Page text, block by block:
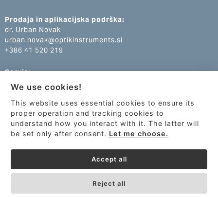
Prodaja in aplikacijska podrška:
dr. Urban Novak
urban.novak@optikinstruments.si
+386 41 520 219
Servis:
Klemen Žumer
klemen.zumer@optikinstruments.si
+386 70 688 269
We use cookies!
This website uses essential cookies to ensure its
proper operation and tracking cookies to
understand how you interact with it. The latter will
be set only after consent. Let me choose.
Accept all
Reject all